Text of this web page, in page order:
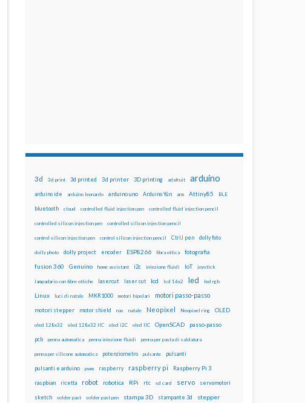
3d 3d print 3d printed 3d printer 3D printing adafruit arduino
arduino ide arduino leonardo arduino uno Arduino Yún arm Attiny85 BLE
bluetooth cloud controlled fluid injection pen controlled fluid injection pencil
controlled silicon injection pen controlled silicon injection pencil
control silicon injection pen control silicon injection pencil CtrlJ pen dolly foto
dolly photo dolly project encoder ESP8266 fibra ottica fotografia
fusion 360 Genuino home assistant i2c iniezione fluidi IoT joystick
lampadario con fibre ottiche lasercut laser cut lcd lcd 16x2 led led rgb
Linux luci di natale MKR1000 motori bipolari motori passo-passo
motori stepper motor shield nas natale Neopixel Neopixel ring OLED
oled 128x32 oled 128x32 IIC oled i2C oled IIC OpenSCAD passo-passo
pcb penna automatica penna iniezione fluidi penna per pasta di saldatura
penna per silicone automatica potenziometro pulsante pulsanti
pulsanti e arduino pwm raspberry raspberry pi Raspberry Pi 3
raspbian ricetta robot robotica RPi rtc sd card servo servomotori
sketch solder past solder past pen stampa 3D stampante 3d stepper